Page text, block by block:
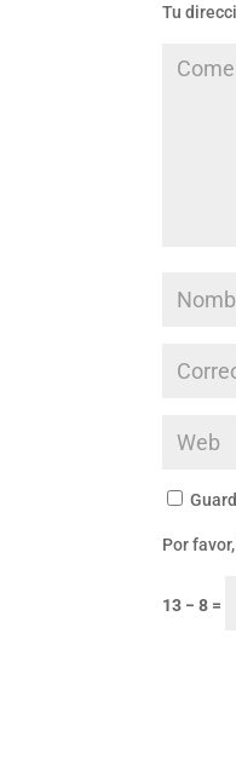
Tu
Por
13 − 8 =